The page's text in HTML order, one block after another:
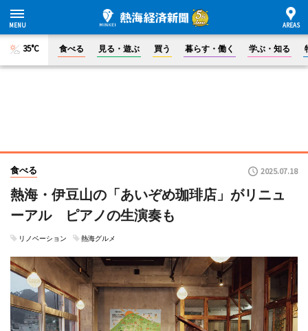
35°C 食べる 見る・遊ぶ 買う 暮らす・働く 学ぶ・知る
食べる 2025.07.18
熱海・伊豆山の「あいぞめ珈琲店」がリニュ
ーアル ピアノの生演奏も
リノベーション 熱海グルメ